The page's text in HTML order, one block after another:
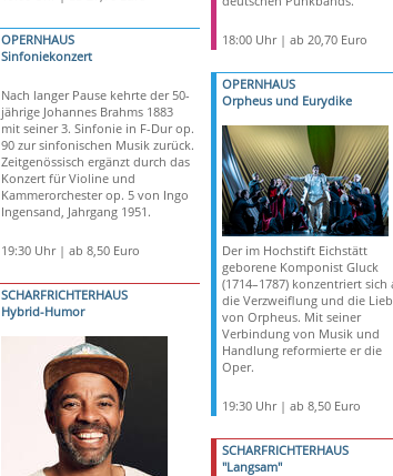
OPERNHAUS
Sinfoniekonzert
Nach langer Pause kehrte der 50-
jährige Johannes Brahms 1883
mit seiner 3. Sinfonie in F-Dur op.
90 zur sinfonischen Musik zurück.
Zeitgenössisch ergänzt durch das
Konzert für Violine und
Kammerorchester op. 5 von Ingo
Ingensand, Jahrgang 1951.
19:30 Uhr | ab 8,50 Euro
SCHARFRICHTERHAUS
Hybrid-Humor
18:00 Uhr | ab 20,70 Euro
OPERNHAUS
Orpheus und Eurydike
Der im Hochstift Eichstätt
geborene Komponist Gluck
(1714–1787) konzentriert sich
die Verzweiflung und die
von Orpheus. Mit seiner
Verbindung von Musik und
Handlung reformierte er die
Oper.
19:30 Uhr | ab 8,50 Euro
SCHARFRICHTERHAUS
"Langsam"